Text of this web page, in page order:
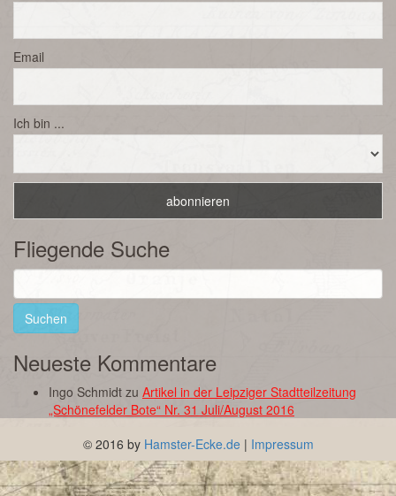
Email
Ich bin ...
Fliegende Suche
Suchen
nach:
Neueste Kommentare
Ingo Schmidt zu Artikel in der Leipziger Stadtteilzeitung
„Schönefelder Bote“ Nr. 31 Juli/August 2016
© 2016 by Hamster-Ecke.de| Impressum